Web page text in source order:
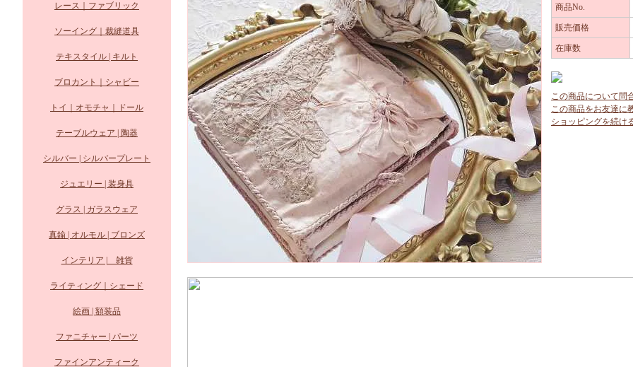
レース｜ファブリック
ソーイング｜裁縫道具
テキスタイル | キルト
ブロカント｜シャビー
トイ｜オモチャ｜ドール
テーブルウェア | 陶器
シルバー | シルバープレート
ジュエリー | 装身具
グラス | ガラスウェア
真鍮 | オルモル | ブロンズ
インテリア | 雑貨
ライティング｜シェード
絵画 | 額装品
ファニチャー | パーツ
ファインアンティーク
商品No.
販売価格
在庫数
この商品について問
この商品をお友達に
ショッピングを続け